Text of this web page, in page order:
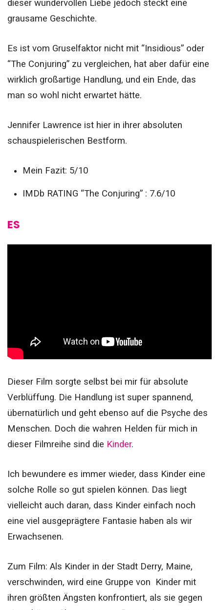
dieser wundervollen Liebe jedoch steckt eine
grausame Geschichte.
Es ist vom Gruselfaktor nicht mit “Insidious” oder
“The Conjuring” zu vergleichen, hat aber dafür eine
wirklich großartige Handlung, und ein Ende, das
man so wohl nicht erwartet hätte.
Jennifer Lawrence ist hier in ihrer absoluten
schauspielerischen Bestform.
Mein Fazit: 5/10
IMDb RATING “The Conjuring” : 7.6/10
ES
Dieser Film sorgte selbst bei mir für absolute
Verblüffung. Die Handlung ist super spannend,
übernatürlich und geht ebenso auf die Psyche des
Menschen. Doch die wahren Helden für mich in
dieser Filmreihe sind die Kinder.
Ich bewundere es immer wieder, dass Kinder eine
solche Rolle so gut spielen können. Das liegt
vielleicht auch daran, dass Kinder einfach noch
eine viel ausgeprägtere Fantasie haben als wir
Erwachsenen.
Zum Film: Als Kinder in der Stadt Derry, Maine,
verschwinden, wird eine Gruppe von Kinder mit
ihren größten Ängsten konfrontiert, als sie gegen